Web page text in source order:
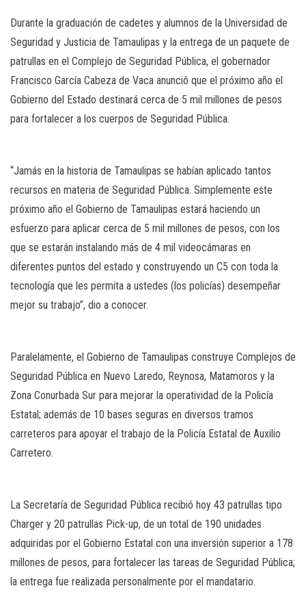
Durante la graduación de cadetes y alumnos de la Universidad de
Seguridad y Justicia de Tamaulipas y la entrega de un paquete de
patrullas en el Complejo de Seguridad Pública, el gobernador
Francisco García Cabeza de Vaca anunció que el próximo año el
Gobierno del Estado destinará cerca de 5 mil millones de pesos
para fortalecer a los cuerpos de Seguridad Pública.
“Jamás en la historia de Tamaulipas se habían aplicado tantos
recursos en materia de Seguridad Pública. Simplemente este
próximo año el Gobierno de Tamaulipas estará haciendo un
esfuerzo para aplicar cerca de 5 mil millones de pesos, con los
que se estarán instalando más de 4 mil videocámaras en
diferentes puntos del estado y construyendo un C5 con toda la
tecnología que les permita a ustedes (los policías) desempeñar
mejor su trabajo”, dio a conocer.
Paralelamente, el Gobierno de Tamaulipas construye Complejos de
Seguridad Pública en Nuevo Laredo, Reynosa, Matamoros y la
Zona Conurbada Sur para mejorar la operatividad de la Policía
Estatal; además de 10 bases seguras en diversos tramos
carreteros para apoyar el trabajo de la Policía Estatal de Auxilio
Carretero.
La Secretaría de Seguridad Pública recibió hoy 43 patrullas tipo
Charger y 20 patrullas Pick-up, de un total de 190 unidades
adquiridas por el Gobierno Estatal con una inversión superior a 178
millones de pesos, para fortalecer las tareas de Seguridad Pública;
la entrega fue realizada personalmente por el mandatario.